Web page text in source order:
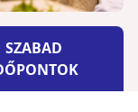
SZABAD